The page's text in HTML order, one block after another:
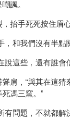
諷。
抬手死死按住眉心
，和我們沒有半
說這些，還有誰會
肩，“與其在這猜
馮三窯。”
有問題，不就都解